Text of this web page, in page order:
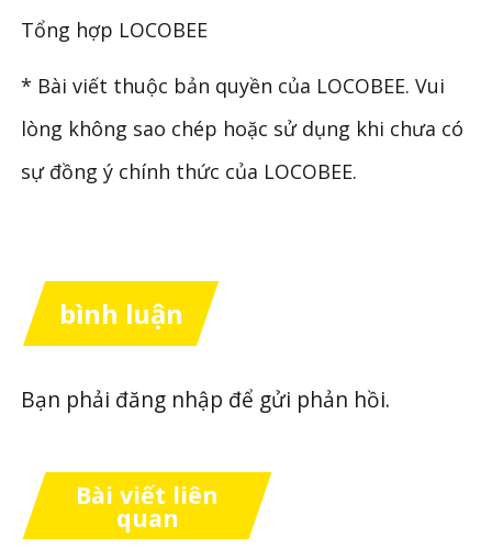
Tổng hợp LOCOBEE
* Bài viết thuộc bản quyền của LOCOBEE. Vui
lòng không sao chép hoặc sử dụng khi chưa có
sự đồng ý chính thức của LOCOBEE.
bình luận
Bạn phải đăng nhập để gửi phản hồi.
Bài viết liên
quan